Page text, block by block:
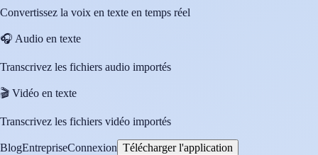
Convertissez la voix en texte en temps réel
🎧 Audio en texte
Transcrivez les fichiers audio importés
🎬 Vidéo en texte
Transcrivez les fichiers vidéo importés
BlogEntrepriseConnexion Télécharger l'application